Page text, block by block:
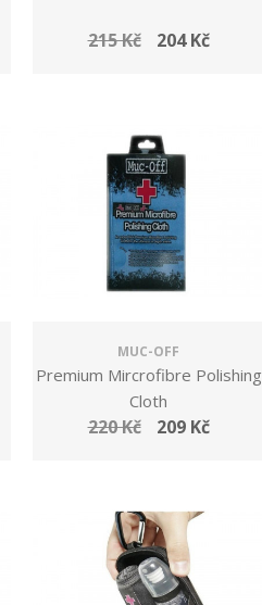
215 Kč 204 Kč
MUC-OFF
Premium Mircrofibre Polishing
Cloth
220 Kč 209 Kč